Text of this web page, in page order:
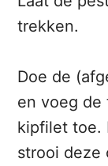
trekken.
Doe de
en voeg de
kipfilet toe.
strooi deze